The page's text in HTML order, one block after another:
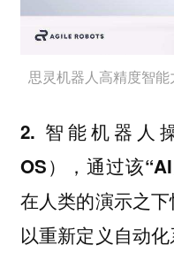
思灵机器人高精度智
2. 智能机器人
OS），通过该
在人类的演示之
以重新定义自动